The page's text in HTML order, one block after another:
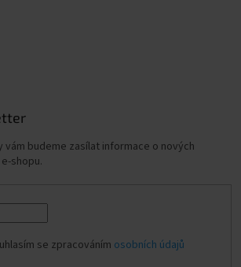
vám budeme zasílat informace o nových
shopu.
se zpracováním osobních údajů